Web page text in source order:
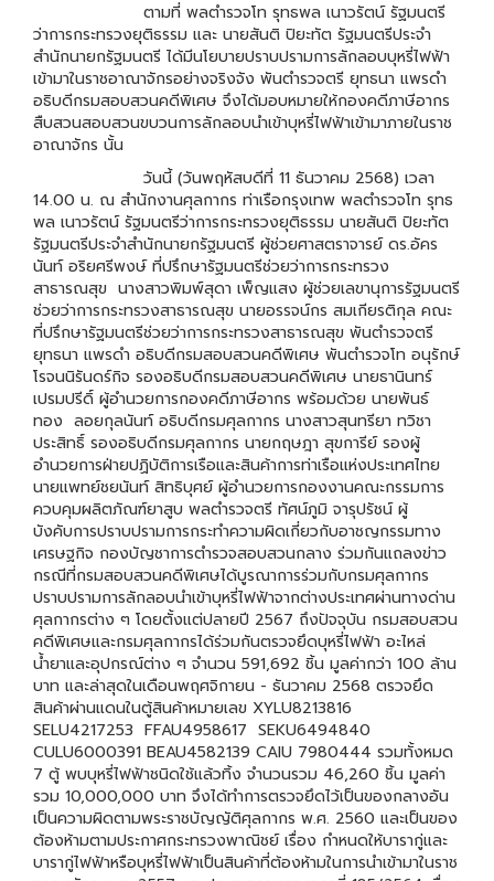
ตามที่ พลตำรวจโท รุทธพล เนาวรัตน์ รัฐมนตรี
ว่าการกระทรวงยุติธรรม และ นายสันติ ปิยะทัต รัฐมนตรีประจำ
สำนักนายกรัฐมนตรี ได้มีนโยบายปราบปรามการลักลอบบุหรี่ไฟฟ้า
เข้ามาในราชอาณาจักรอย่างจริงจัง พันตำรวจตรี ยุทธนา แพรดำ
อธิบดีกรมสอบสวนคดีพิเศษ จึงได้มอบหมายให้กองคดีภาษีอากร
สืบสวนสอบสวนขบวนการลักลอบนำเข้าบุหรี่ไฟฟ้าเข้ามาภายในราช
อาณาจักร นั้น
วันนี้ (วันพฤหัสบดีที่ 11 ธันวาคม 2568) เวลา
14.00 น. ณ สำนักงานศุลกากร ท่าเรือกรุงเทพ พลตํารวจโท รุทธ
พล เนาวรัตน์ รัฐมนตรีว่าการกระทรวงยุติธรรม นายสันติ ปิยะทัต
รัฐมนตรีประจำสำนักนายกรัฐมนตรี ผู้ช่วยศาสตราจารย์ ดร.อัคร
นันท์ อริยศรีพงษ์ ที่ปรึกษารัฐมนตรีช่วยว่าการกระทรวง
สาธารณสุข นางสาวพิมพ์สุดา เพ็ญแสง ผู้ช่วยเลขานุการรัฐมนตรี
ช่วยว่าการกระทรวงสาธารณสุข นายอรรจน์กร สมเกียรติกุล คณะ
ที่ปรึกษารัฐมนตรีช่วยว่าการกระทรวงสาธารณสุข พันตำรวจตรี
ยุทธนา แพรดำ อธิบดีกรมสอบสวนคดีพิเศษ พันตำรวจโท อนุรักษ์
โรจนนิรันดร์กิจ รองอธิบดีกรมสอบสวนคดีพิเศษ นายธานินทร์
เปรมปรีดิ์ ผู้อำนวยการกองคดีภาษีอากร พร้อมด้วย นายพันธ์
ทอง ลอยกุลนันท์ อธิบดีกรมศุลกากร นางสาวสุนทรียา ทวิชา
ประสิทธิ์ รองอธิบดีกรมศุลกากร นายกฤษฎา สุขการีย์ รองผู้
อำนวยการฝ่ายปฏิบัติการเรือและสินค้าการท่าเรือแห่งประเทศไทย
นายแพทย์ชยนันท์ สิทธิบุศย์ ผู้อำนวยการกองงานคณะกรรมการ
ควบคุมผลิตภัณฑ์ยาสูบ พลตำรวจตรี ทัศน์ภูมิ จารุปรัชน์ ผู้
บังคับการปราบปรามการกระทำความผิดเกี่ยวกับอาชญกรรมทาง
เศรษฐกิจ กองบัญชาการตำรวจสอบสวนกลาง ร่วมกันแถลงข่าว
กรณีที่กรมสอบสวนคดีพิเศษได้บูรณาการร่วมกับกรมศุลกากร
ปราบปรามการลักลอบนำเข้าบุหรี่ไฟฟ้าจากต่างประเทศผ่านทางด่าน
ศุลกากรต่าง ๆ โดยตั้งแต่ปลายปี 2567 ถึงปัจจุบัน กรมสอบสวน
คดีพิเศษและกรมศุลกากรได้ร่วมกันตรวจยึดบุหรี่ไฟฟ้า อะไหล่
น้ำยาและอุปกรณ์ต่าง ๆ จำนวน 591,692 ชิ้น มูลค่ากว่า 100 ล้าน
บาท และล่าสุดในเดือนพฤศจิกายน - ธันวาคม 2568 ตรวจยึด
สินค้าผ่านแดนในตู้สินค้าหมายเลข XYLU8213816
SELU4217253 FFAU4958617 SEKU6494840
CULU6000391 BEAU4582139 CAIU 7980444 รวมทั้งหมด
7 ตู้ พบบุหรี่ไฟฟ้าชนิดใช้แล้วทิ้ง จำนวนรวม 46,260 ชิ้น มูลค่า
รวม 10,000,000 บาท จึงได้ทำการตรวจยึดไว้เป็นของกลางอัน
เป็นความผิดตามพระราชบัญญัติศุลกากร พ.ศ. 2560 และเป็นของ
ต้องห้ามตามประกาศกระทรวงพาณิชย์ เรื่อง กำหนดให้บารากู่และ
บารากู่ไฟฟ้าหรือบุหรี่ไฟฟ้าเป็นสินค้าที่ต้องห้ามในการนำเข้ามาในราช